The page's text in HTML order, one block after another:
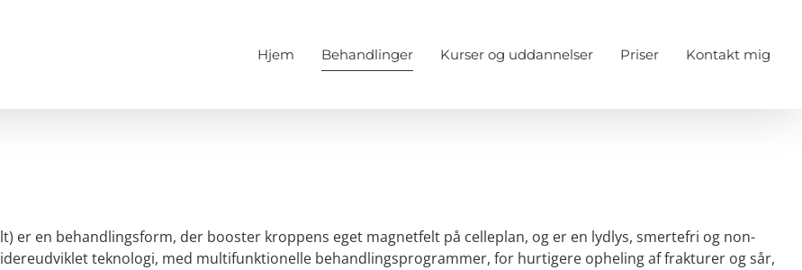
Hjem Behandlinger Kurser og uddannelser Priser Kontakt mig
er en behandlingsform, der booster kroppens eget magnetfelt på celleplan, og er en lydlys, smertefri og non-
teknologi, med multifunktionelle behandlingsprogrammer, for hurtigere opheling af frakturer og sår,